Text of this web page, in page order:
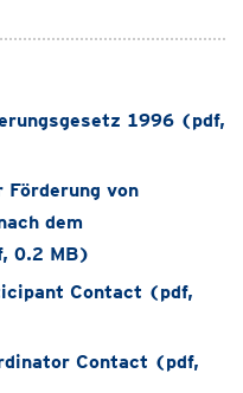
1996 (pdf,
Förderung von
dem
0.2 MB)
Contact (pdf,
Contact (pdf,